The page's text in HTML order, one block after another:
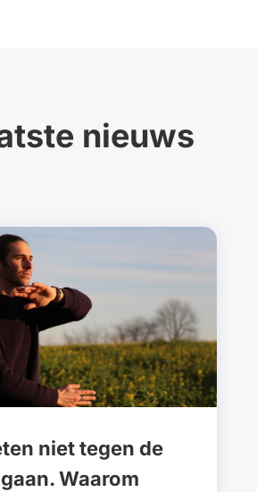
nieuws
niet tegen de
Waarom